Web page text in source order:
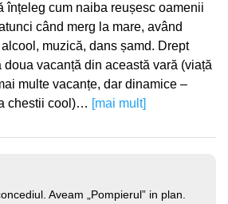
înțeleg cum naiba reușesc oamenii
când merg la mare, având
muzică, dans șamd. Drept
doua vacanță din această vară (viață
multe vacanțe, dar dinamice –
chestii cool)… [mai mult]
Aveam „Pompierul” in plan.